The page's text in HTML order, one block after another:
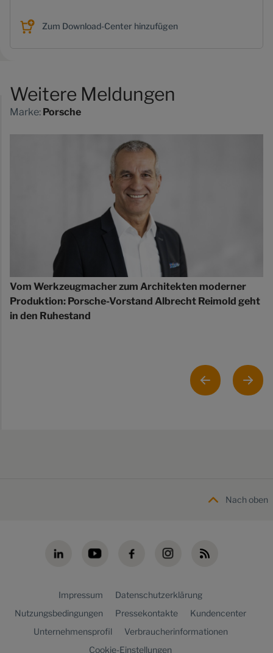
Zum Download-Center hinzufügen
Weitere Meldungen
Marke: Porsche
Vom Werkzeugmacher zum Architekten moderner
Produktion: Porsche-Vorstand Albrecht Reimold geht
in den Ruhestand
Nach oben
Impressum
Datenschutzerklärung
Nutzungsbedingungen
Pressekontakte
Kundencenter
Unternehmensprofil
Verbraucherinformationen
Cookie-Einstellungen